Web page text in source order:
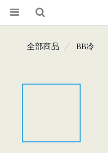
全部商品 BB冷